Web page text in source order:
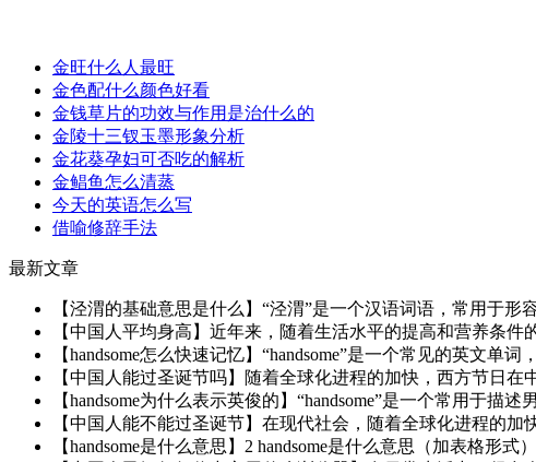
金旺什么人最旺
金色配什么颜色好看
金钱草片的功效与作用是治什么的
金陵十三钗玉墨形象分析
金花葵孕妇可否吃的解析
金鲳鱼怎么清蒸
今天的英语怎么写
借喻修辞手法
最新文章
【泾渭的基础意思是什么】“泾渭”是一个汉语词语，常用于
【中国人平均身高】近年来，随着生活水平的提高和营养条
【handsome怎么快速记忆】“handsome”是一个常见的英文单
【中国人能过圣诞节吗】随着全球化进程的加快，西方节日
【handsome为什么表示英俊的】“handsome”是一个常用于描
【中国人能不能过圣诞节】在现代社会，随着全球化进程的
【handsome是什么意思】2 handsome是什么意思（加表格形